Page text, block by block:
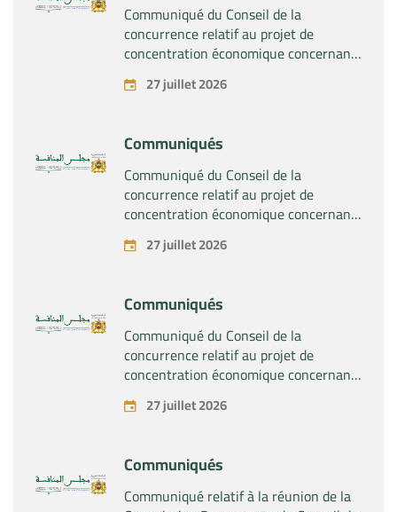
Communiqué du Conseil de la
concurrence relatif au projet de
concentration économique concernant
la prise du contrôle exclusif par la
société « Substipharm SAS » des actifs
pharmaceutiques « Rilutek » et «
Sabril » détenus par la société « Sanofi
SA »
27 juillet 2026
Communiqués
Communiqué du Conseil de la
concurrence relatif au projet de
concentration économique concernant
la prise du contrôle exclusif par la
société « Plastika Kritis SA » de la
27 juillet 2026
Communiqués
Communiqué du Conseil de la
concurrence relatif au projet de
concentration économique concernant
la prise par la société « Fives SAS » du
contrôle exclusif de la société « Aries
27 juillet 2026
Communiqués
Communiqué relatif à la réunion de la